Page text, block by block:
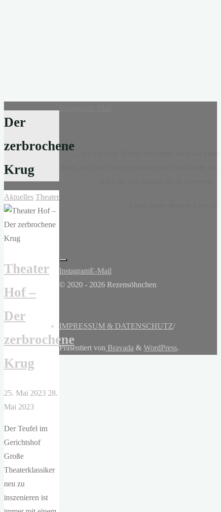
Der
zerbrochene
Krug
Aktuelles Theater
Theater
Hof –
Der
zerbrochene
Krug
25. Mai 2023 28.
Mai 2023
Der Teufel im
Gerichtshof
Große
Theaterklassiker
neu zu
inszenieren ist
InstagramE-Mail
© 2020 - 2026 Rezensöhnchen
IMPRESSUM & DATENSCHUTZ/
Präsentiert von Bravada & WordPress.